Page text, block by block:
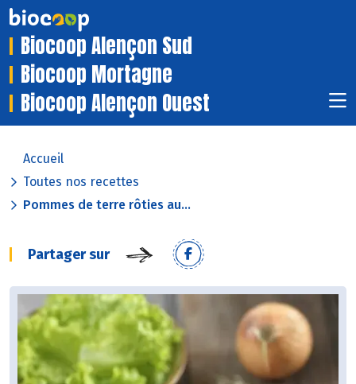
Biocoop Alençon Sud
Biocoop Mortagne
Biocoop Alençon Ouest
Accueil
Toutes nos recettes
Pommes de terre rôties au...
Partager sur